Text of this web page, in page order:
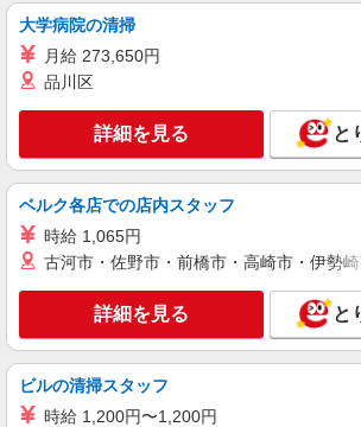
大学病院の清掃
月給 273,650円
品川区
詳細を見る と
ベルク各店での店内スタッフ
時給 1,065円
古河市・佐野市・前橋市・高崎市・伊勢
詳細を見る と
ビルの清掃スタッフ
時給 1,200円〜1,200円